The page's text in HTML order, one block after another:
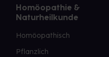
Homöopathie &
Naturheilkunde
Homöopathisch
Pflanzlich